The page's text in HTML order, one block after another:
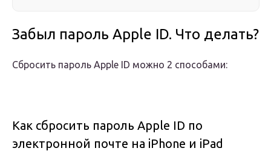
Забыл пароль Apple ID. Что делать?
Сбросить пароль Apple ID можно 2 способами:
Как сбросить пароль Apple ID по
электронной почте на iPhone и iPad